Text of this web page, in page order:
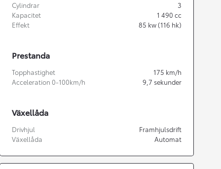
Cylindrar
3
Kapacitet
1 490 cc
Effekt
85 kw (116 hk)
Prestanda
Topphastighet 175 km/h
Acceleration 0-100km/h
9,7 sekunder
Växellåda
Drivhjul
Framhjulsdrift
Växellåda
Automat